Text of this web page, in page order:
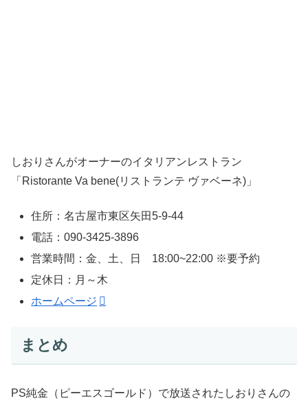
しおりさんがオーナーのイタリアンレストラン
「Ristorante Va bene(リストランテ ヴァベーネ)」
住所：名古屋市東区矢田5-9-44
電話：090-3425-3896
営業時間：金、土、日 18:00~22:00 ※要予約
定休日：月～木
ホームページ
まとめ
PS純金（ピーエスゴールド）で放送されたしおりさんの